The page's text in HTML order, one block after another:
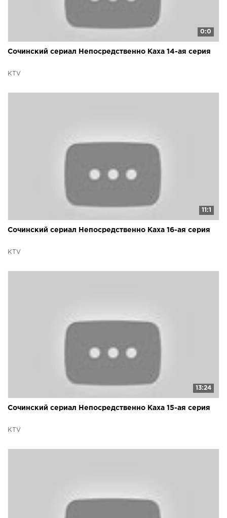
0:0
Сочинский сериал Непосредственно Каха 14-ая серия
KTV
11:1
Сочинский сериал Непосредственно Каха 16-ая серия
KTV
13:24
Сочинский сериал Непосредственно Каха 15-ая серия
KTV